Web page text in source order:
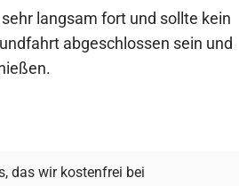
langsam fort und sollte kein
abgeschlossen sein und
das wir kostenfrei bei